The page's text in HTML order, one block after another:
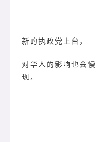
新的执政党上台，
对华人的影响也会
现。